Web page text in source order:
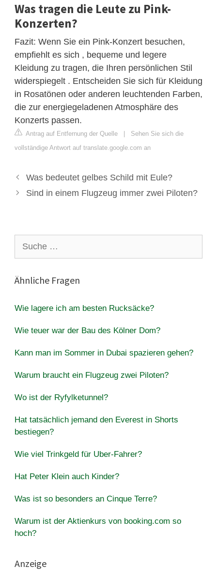
Was tragen die Leute zu Pink-
Konzerten?
Fazit: Wenn Sie ein Pink-Konzert besuchen,
empfiehlt es sich , bequeme und legere
Kleidung zu tragen, die Ihren persönlichen Stil
widerspiegelt . Entscheiden Sie sich für Kleidung
in Rosatönen oder anderen leuchtenden Farben,
die zur energiegeladenen Atmosphäre des
Konzerts passen.
Antrag auf Entfernung der Quelle | Sehen Sie sich die
vollständige Antwort auf translate.google.com an
Was bedeutet gelbes Schild mit Eule?
Sind in einem Flugzeug immer zwei Piloten?
nach:
Ähnliche Fragen
Wie lagere ich am besten Rucksäcke?
Wie teuer war der Bau des Kölner Dom?
Kann man im Sommer in Dubai spazieren gehen?
Warum braucht ein Flugzeug zwei Piloten?
Wo ist der Ryfylketunnel?
Hat tatsächlich jemand den Everest in Shorts
bestiegen?
Wie viel Trinkgeld für Uber-Fahrer?
Hat Peter Klein auch Kinder?
Was ist so besonders an Cinque Terre?
Warum ist der Aktienkurs von booking.com so
hoch?
Anzeige